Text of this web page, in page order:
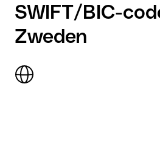
SWIFT/BIC-
Zweden